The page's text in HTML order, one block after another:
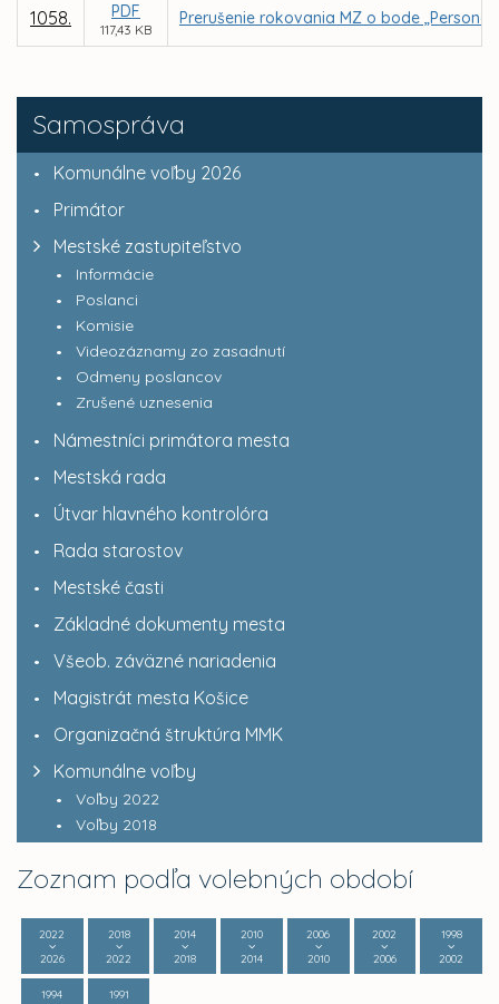
Samospráva
Komunálne voľby 2026
Primátor
Mestské zastupiteľstvo
Informácie
Poslanci
Komisie
Videozáznamy zo zasadnutí
Odmeny poslancov
Zrušené uznesenia
Námestníci primátora mesta
Mestská rada
Útvar hlavného kontrolóra
Rada starostov
Mestské časti
Základné dokumenty mesta
Všeob. záväzné nariadenia
Magistrát mesta Košice
Organizačná štruktúra MMK
Komunálne voľby
Voľby 2022
Voľby 2018
Zoznam podľa volebných období
2022
2026
2018
2022
2014
2018
2010
2014
2006
2010
2002
2006
1998
2002
1994
1991
1058. PDF
117,43 KB
Prerušenie rokovania MZ o bode